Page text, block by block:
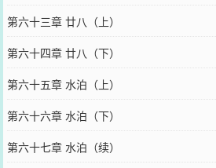
第六十三章 廿八（上）
第六十四章 廿八（下）
第六十五章 水泊（上）
第六十六章 水泊（下）
第六十七章 水泊（续）